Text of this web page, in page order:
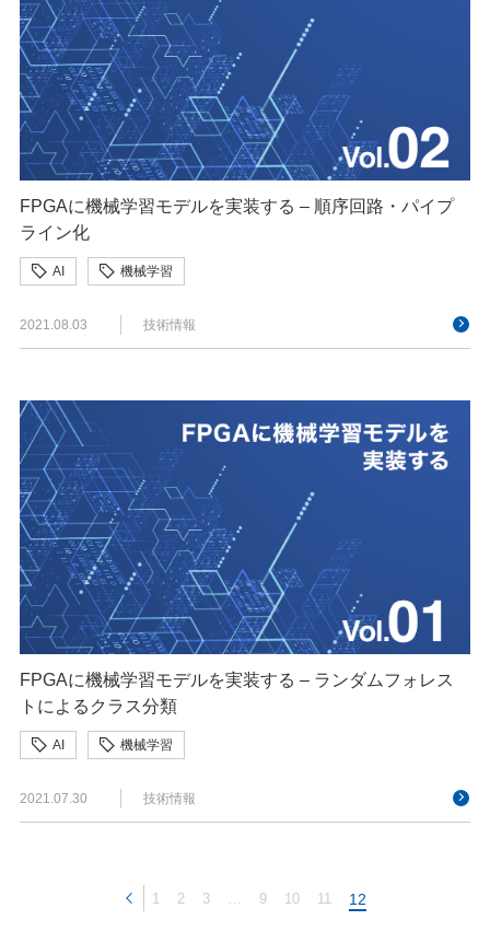
FPGAに機械学習モデルを実装する – 順序回路・パイプ
ライン化
AI 機械学習
2021.08.03 技術情報
FPGAに機械学習モデルを実装する – ランダムフォレス
トによるクラス分類
AI 機械学習
2021.07.30 技術情報
1 2 3 9 10 11 12